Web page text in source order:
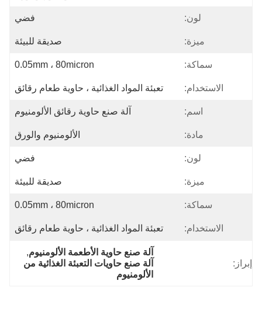
لون: فضي
ميزة: صديقة للبيئة
سماكة: 0.05mm ، 80micron
الاستخدام: تعبئة المواد الغذائية ، حاوية طعام رقائق
اسم: آلة صنع حاوية رقائق الألومنيوم
مادة: الألومنيوم والورق
لون: فضي
ميزة: صديقة للبيئة
سماكة: 0.05mm ، 80micron
الاستخدام: تعبئة المواد الغذائية ، حاوية طعام رقائق
إبراز:
آلة صنع حاوية الأطعمة الألومنيوم,
آلة صنع حاويات التعبئة الغذائية من
الألومنيوم